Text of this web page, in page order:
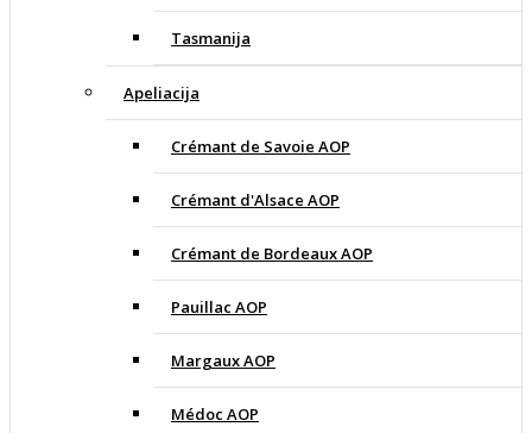
Tasmanija
Apeliacija
Crémant de Savoie AOP
Crémant d'Alsace AOP
Crémant de Bordeaux AOP
Pauillac AOP
Margaux AOP
Médoc AOP